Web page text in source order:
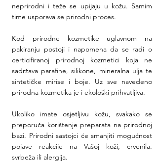
neprirodni i teže se upijaju u kožu. Samim
time usporava se prirodni proces.
Kod prirodne kozmetike uglavnom na
pakiranju postoji i napomena da se radi o
certicifiranoj prirodnoj kozmetici koja ne
sadržava parafine, silikone, mineralna ulja te
sintetičke mirise i boje. Uz sve navedeno
prirodna kozmetika je i ekološki prihvatljiva.
Ukoliko imate osjetljivu kožu, svakako se
preporuča korištenje preparata na prirodnoj
bazi. Prirodni sastojci će smanjiti mogućnost
pojave reakcije na Vašoj koži, crvenila.
svrbeža ili alergija.